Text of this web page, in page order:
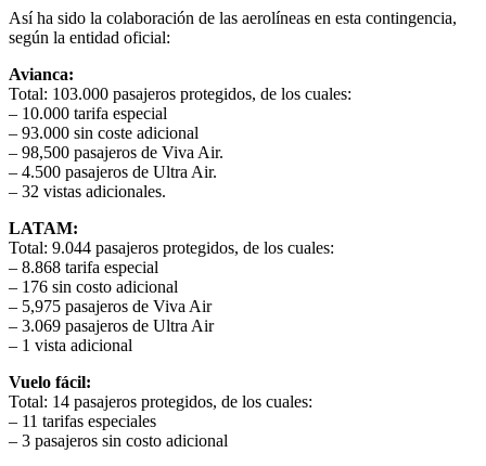
Así ha sido la colaboración de las aerolíneas en esta contingencia,
según la entidad oficial:
Avianca:
Total: 103.000 pasajeros protegidos, de los cuales:
– 10.000 tarifa especial
– 93.000 sin coste adicional
– 98,500 pasajeros de Viva Air.
– 4.500 pasajeros de Ultra Air.
– 32 vistas adicionales.
LATAM:
Total: 9.044 pasajeros protegidos, de los cuales:
– 8.868 tarifa especial
– 176 sin costo adicional
– 5,975 pasajeros de Viva Air
– 3.069 pasajeros de Ultra Air
– 1 vista adicional
Vuelo fácil:
Total: 14 pasajeros protegidos, de los cuales:
– 11 tarifas especiales
– 3 pasajeros sin costo adicional